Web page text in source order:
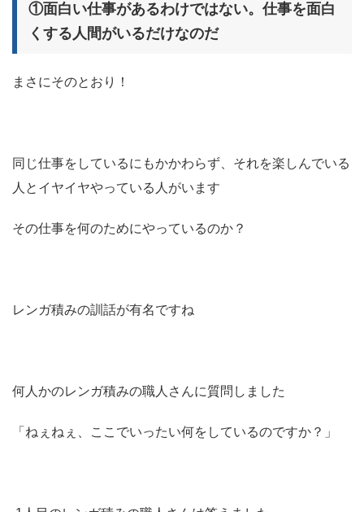
①面白い仕事があるわけではない。仕事を面白
くする人間がいるだけなのだ
まさにそのとおり！
同じ仕事をしているにもかかわらず、それを楽しんでいる
人とイヤイヤやっている人がいます
その仕事を何のためにやっているのか？
レンガ積みの訓話が有名ですね
何人かのレンガ積みの職人さんに質問しました
「ねぇねぇ、ここでいったい何をしているのですか？」